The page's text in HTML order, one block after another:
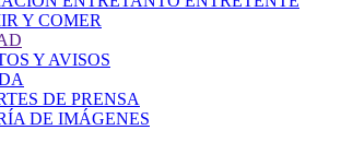
Y COMER
Y AVISOS
DE PRENSA
DE IMÁGENES